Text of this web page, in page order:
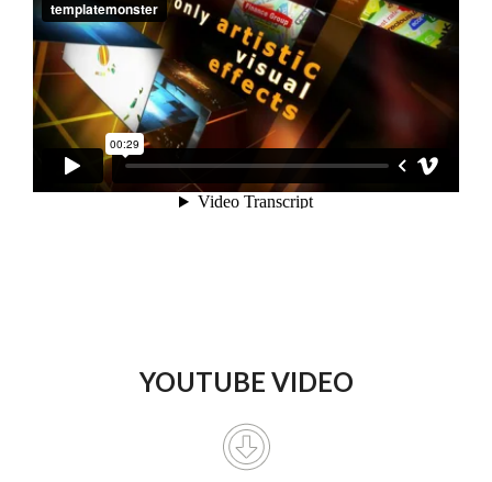
YOUTUBE VIDEO